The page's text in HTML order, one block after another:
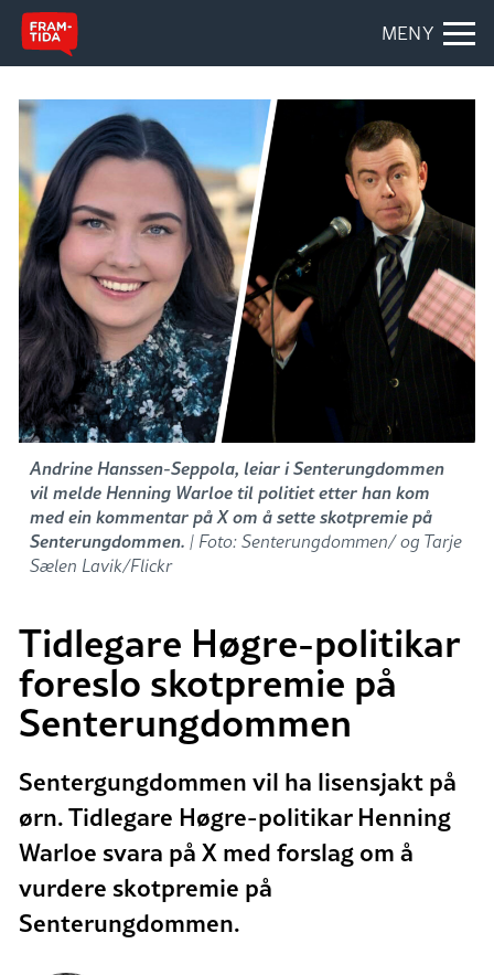
MENY
Andrine Hanssen-Seppola, leiar i Senterungdommen
vil melde Henning Warloe til politiet etter han kom
med ein kommentar på X om å sette skotpremie på
Senterungdommen. | Foto: Senterungdommen/ og Tarje
Sælen Lavik/Flickr
Tidlegare Høgre-politikar
foreslo skotpremie på
Senterungdommen
Sentergungdommen vil ha lisensjakt på
ørn. Tidlegare Høgre-politikar Henning
Warloe svara på X med forslag om å
vurdere skotpremie på
Senterungdommen.